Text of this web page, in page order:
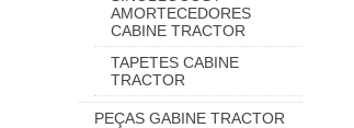
AMORTECEDORES
CABINE TRACTOR
TAPETES CABINE
TRACTOR
PEÇAS GABINE TRACTOR